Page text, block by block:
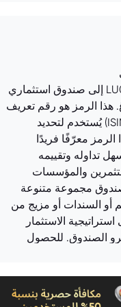
LU0867066879.EUFUND إلى صندوق استثماري
الرمز هو رقم تعريف
دولي للأوراق المالية (ISIN) يُستخدم لتحديد
معرّفًا فريدًا
تداوله وتقييمه
والمؤسسات
مجموعة متنوعة
أو السندات أو مزيج من
الاستثمار
الصندوق. للحصول
إلى وثائق
الإصدار أو وثيقة